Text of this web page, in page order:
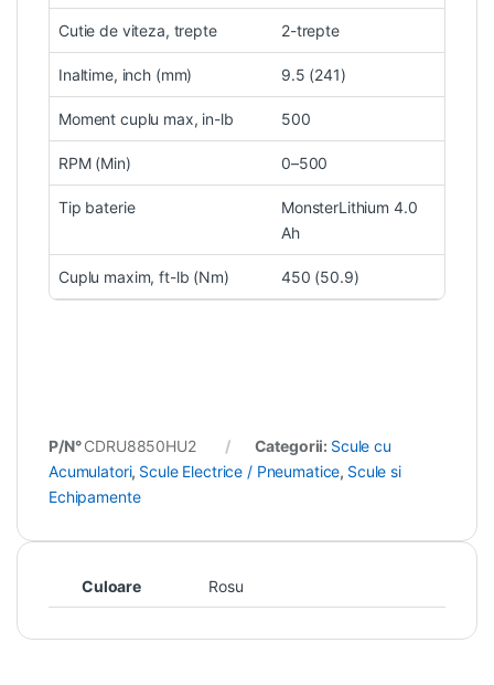
Cutie de viteza, trepte 2-trepte
Inaltime, inch (mm) 9.5 (241)
Moment cuplu max, in-lb 500
RPM (Min) 0–500
Tip baterie
MonsterLithium 4.0
Ah
Cuplu maxim, ft-lb (Nm) 450 (50.9)
P/N°CDRU8850HU2 Categorii: Scule cu
Acumulatori, Scule Electrice / Pneumatice, Scule si
Echipamente
Culoare Rosu